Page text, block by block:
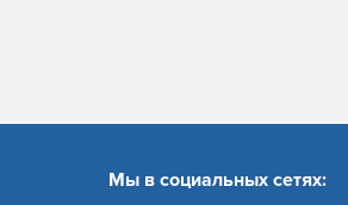
Мы в социальных сетях: